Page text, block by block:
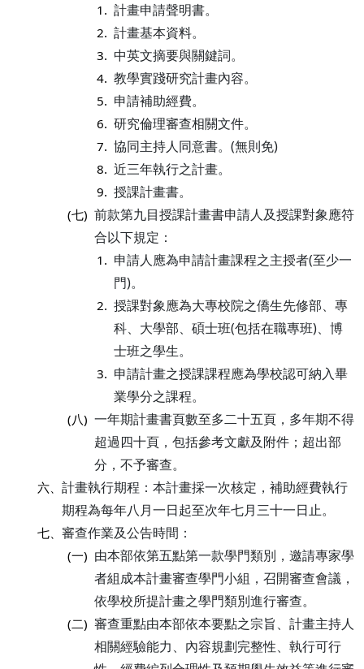
1. 計畫申請聲明書。
2. 計畫基本資料。
3. 中英文摘要與關鍵詞。
4. 教學實踐研究計畫內容。
5. 申請補助經費。
6. 研究倫理審查相關文件。
7. 協同主持人同意書。(無則免)
8. 近三年執行之計畫。
9. 授課計畫書。
(七) 前款第九目授課計畫書申請人及授課對象應符
合以下規定：
1. 申請人應為申請計畫課程之主授者(至少一
門)。
2. 授課對象應為大專校院之僑生先修部、專
科、大學部、碩士班(包括在職專班)、博
士班之學生。
3. 申請計畫之授課課程應為學校認可納入畢
業學分之課程。
(八) 一年期計畫書頁數至多二十五頁，多年期不得
超過四十頁，包括參考文獻及附件；超出部
分，不予審查。
六、 計畫執行期程：本計畫採一次核定，補助經費執行
期程為每年八月一日起至次年七月三十一日止。
七、 審查作業及公告時間：
(一) 由本部依第五點第一款學門類別，邀請專家學
者組成本計畫審查學門小組，召開審查會議，
依學校所提計畫之學門類別進行審查。
(二) 審查重點由本部依本要點之宗旨、計畫主持人
相關經驗能力、內容規劃完整性、執行可行